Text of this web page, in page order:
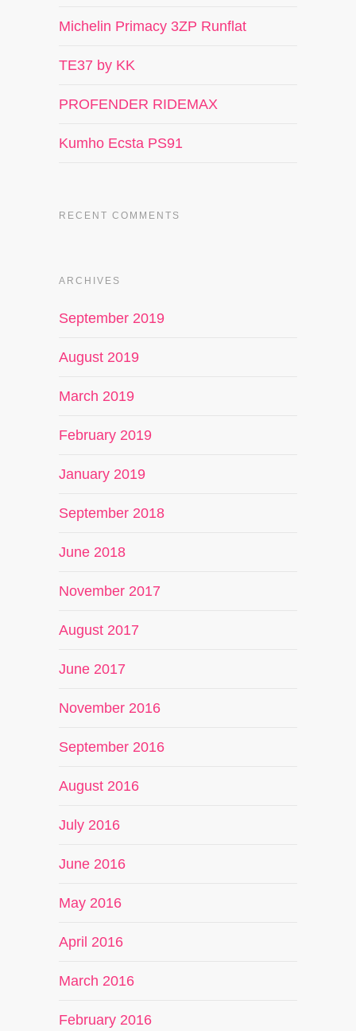
Michelin Primacy 3ZP Runflat
TE37 by KK
PROFENDER RIDEMAX
Kumho Ecsta PS91
RECENT COMMENTS
ARCHIVES
September 2019
August 2019
March 2019
February 2019
January 2019
September 2018
June 2018
November 2017
August 2017
June 2017
November 2016
September 2016
August 2016
July 2016
June 2016
May 2016
April 2016
March 2016
February 2016